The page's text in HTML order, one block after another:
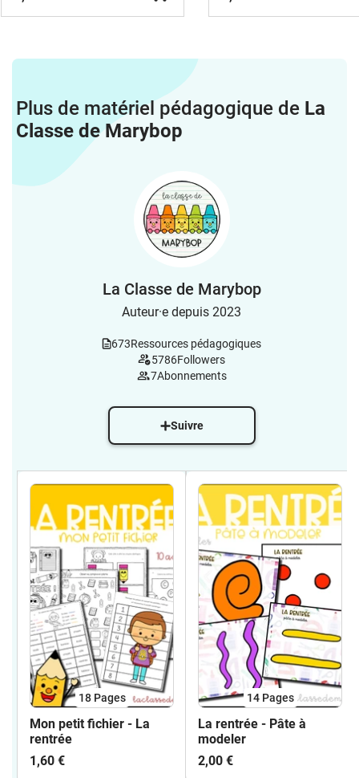
Plus de matériel pédagogique de La
Classe de Marybop
La Classe de Marybop
Auteur·e depuis 2023
673Ressources pédagogiques
5786Followers
7Abonnements
Suivre
18 Pages
Mon petit fichier - La
rentrée
1,60 €
14 Pages
La rentrée - Pâte à
modeler
2,00 €